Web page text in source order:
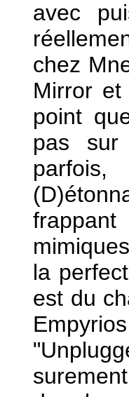
avec
chez
Mirror
point
pas sur
la
est du